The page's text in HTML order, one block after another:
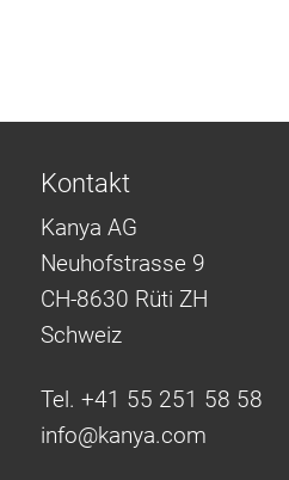
Kontakt
Kanya AG
Neuhofstrasse 9
CH-8630 Rüti ZH
Schweiz
Tel. +41 55 251 58 58
info@kanya.com